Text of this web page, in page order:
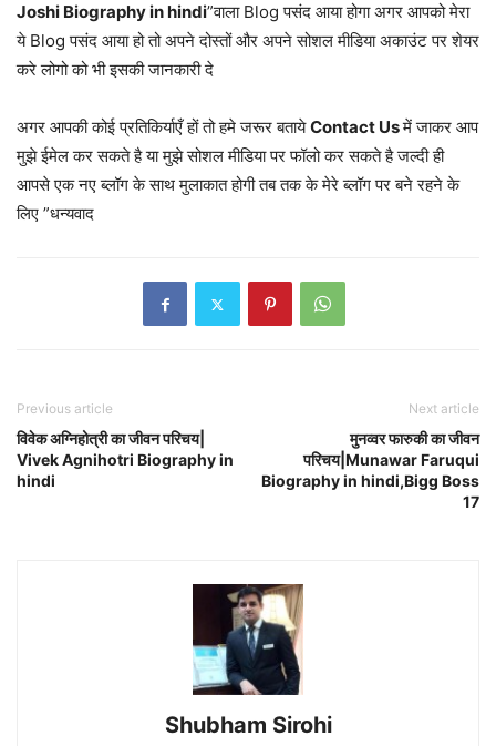
Joshi Biography in hindi”वाला Blog पसंद आया होगा अगर आपको मेरा
ये Blog पसंद आया हो तो अपने दोस्तों और अपने सोशल मीडिया अकाउंट पर शेयर
करे लोगो को भी इसकी जानकारी दे
अगर आपकी कोई प्रतिकिर्याएँ हों तो हमे जरूर बतायेContact Usमें जाकर आप
मुझे ईमेल कर सकते है या मुझे सोशल मीडिया पर फॉलो कर सकते है जल्दी ही
आपसे एक नए ब्लॉग के साथ मुलाकात होगी तब तक के मेरे ब्लॉग पर बने रहने के
लिए ”धन्यवाद
Previous article
विवेक अग्निहोत्री का जीवन परिचय|
Vivek Agnihotri Biography in
hindi
Next article
मुनव्वर फारुकी का जीवन
परिचय|Munawar Faruqui
Biography in hindi,Bigg Boss
17
Shubham Sirohi